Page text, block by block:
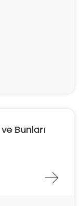
Bunları